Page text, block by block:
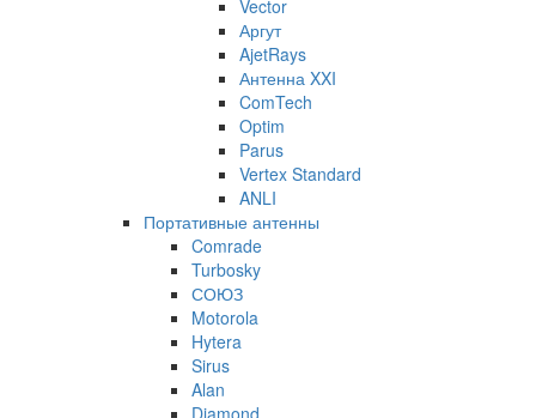
Vector
Аргут
AjetRays
Антенна XXI
ComTech
Optim
Parus
Vertex Standard
ANLI
Портативные антенны
Comrade
Turbosky
СОЮЗ
Motorola
Hytera
Sirus
Alan
Diamond